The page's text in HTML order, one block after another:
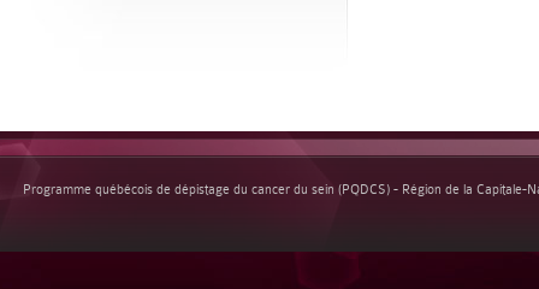
Programme québécois de dépistage du cancer du sein (PQDCS) - Région de la Capitale-